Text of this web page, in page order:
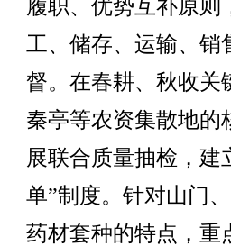
履职、优势互补原
工、储存、运输、销
督。在春耕、秋收关
秦亭等农资集散地的
展联合质量抽检，建
单”制度。针对山门
药材套种的特点，重